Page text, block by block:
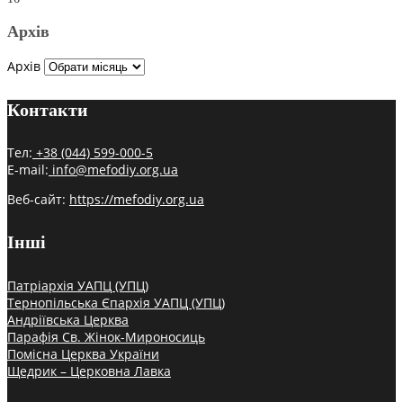
Архів
Архів
Контакти
Тел: +38 (044) 599-000-5
E-mail: info@mefodiy.org.ua
Веб-сайт: https://mefodiy.org.ua
Інші
Патріархія УАПЦ (УПЦ)
Тернопільська Єпархія УАПЦ (УПЦ)
Андріївська Церква
Парафія Св. Жінок-Мироносиць
Помісна Церква України
Щедрик – Церковна Лавка